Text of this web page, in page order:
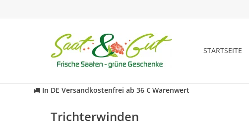
STARTSEITE
In DE Versandkostenfrei ab 36 € Warenwert
Trichterwinden